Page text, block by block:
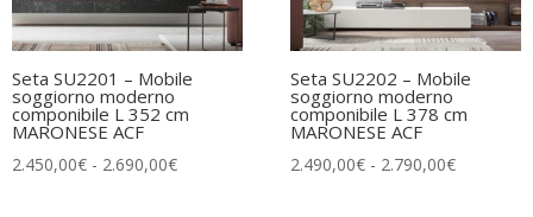
Seta SU2201 – Mobile
soggiorno moderno
componibile L 352 cm
MARONESE ACF
2.450,00€ - 2.690,00€Fascia
Seta SU2202 – Mobile
soggiorno moderno
componibile L 378 cm
MARONESE ACF
2.490,00€ - 2.790,00€Fascia